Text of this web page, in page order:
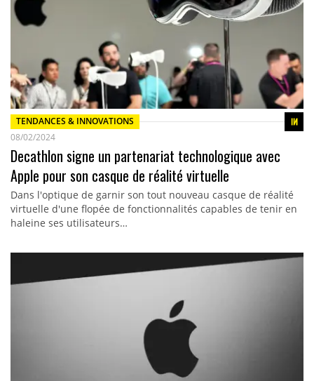
TENDANCES & INNOVATIONS
08/02/2024
Decathlon signe un partenariat technologique avec
Apple pour son casque de réalité virtuelle
Dans l'optique de garnir son tout nouveau casque de réalité
virtuelle d'une flopée de fonctionnalités capables de tenir en
haleine ses utilisateurs…